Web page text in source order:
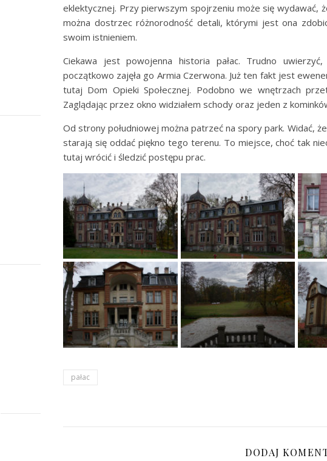
eklektycznej. Przy pierwszym spojrzeniu może się wydawać,
można dostrzec różnorodność detali, którymi jest ona
swoim istnieniem.
Ciekawa jest powojenna historia pałac. Trudno
początkowo zajęła go Armia Czerwona. Już ten fakt jest
tutaj Dom Opieki Społecznej. Podobno we wnętrzach
Zaglądając przez okno widziałem schody oraz jeden z
Od strony południowej można patrzeć na spory park. Widać,
starają się oddać piękno tego terenu. To miejsce, choć tak
tutaj wrócić i śledzić postępu prac.
pałac
DODAJ